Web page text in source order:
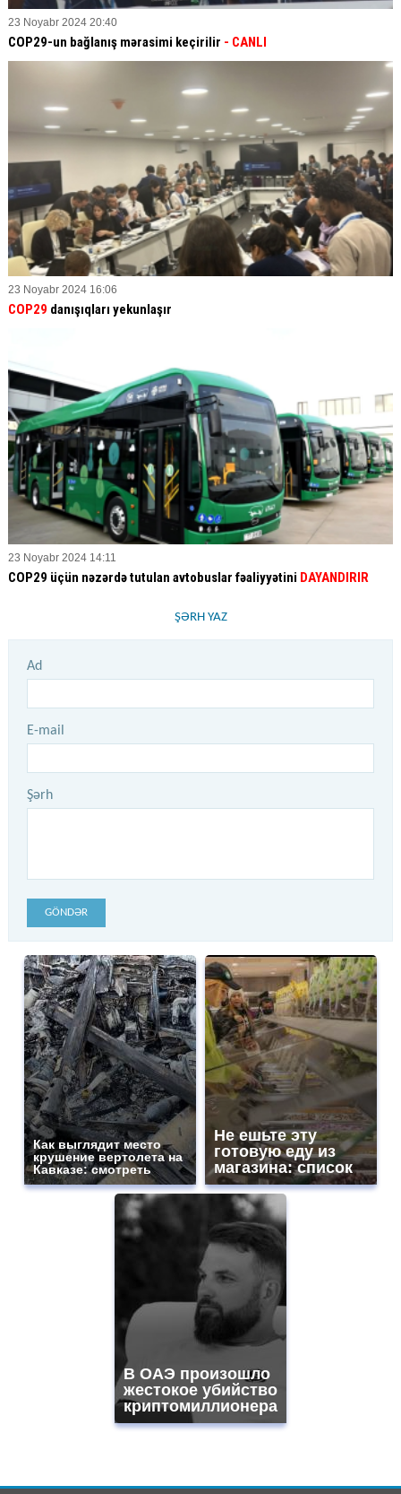
23 Noyabr 2024 20:40
COP29-un bağlanış mərasimi keçirilir - CANLI
23 Noyabr 2024 16:06
COP29 danışıqları yekunlaşır
23 Noyabr 2024 14:11
COP29 üçün nəzərdə tutulan avtobuslar fəaliyyətini DAYANDIRIR
ŞƏRH YAZ
Ad
E-mail
Şərh
GÖNDƏR
Как выглядит место
крушение вертолета на
Кавказе: смотреть
Не ешьте эту
готовую еду из
магазина: список
В ОАЭ произошло
жестокое убийство
криптомиллионера